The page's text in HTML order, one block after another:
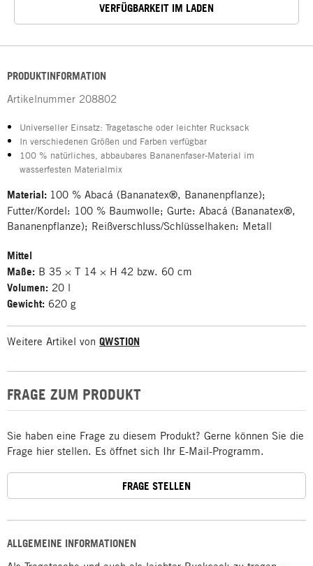
VERFÜGBARKEIT IM LADEN
ALLGEMEINE INFORMATIONEN
PRODUKTINFORMATION
Artikelnummer 208802
Universeller Einsatz: Tragetasche oder leichter Rucksack
In verschiedenen Größen und Farben verfügbar
100 % natürliches, abbaubares Bananenfaser-Material im
wasserfesten Materialmix
Material: 100 % Abacá (Bananatex®, Bananenpflanze);
Futter/Kordel: 100 % Baumwolle; Gurte: Abacá (Bananatex®,
Bananenpflanze); Reißverschluss/Schlüsselhaken: Metall
Mittel
Maße: B 35 × T 14 × H 42 bzw. 60 cm
Volumen: 20 l
Gewicht: 620 g
Weitere Artikel von QWSTION
FRAGE ZUM PRODUKT
Sie haben eine Frage zu diesem Produkt? Gerne können Sie die
Frage hier stellen. Es öffnet sich Ihr E-Mail-Programm.
FRAGE STELLEN